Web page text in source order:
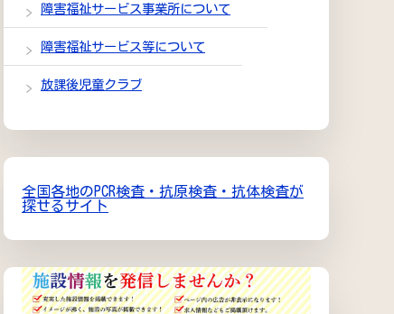
障害福祉サービス事業所について
障害福祉サービス等について
放課後児童クラブ
全国各地のPCR検査・抗原検査・抗体検査が
探せるサイト